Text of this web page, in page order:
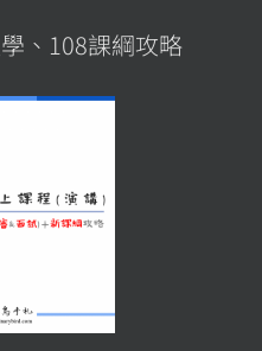
、108課綱攻略